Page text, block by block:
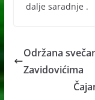
dalje saradnje .
Održana
Zavidovićima